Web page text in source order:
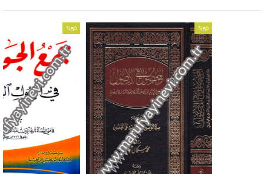
İndirim
%50İndirim
%50
İndirim
%50İndirim